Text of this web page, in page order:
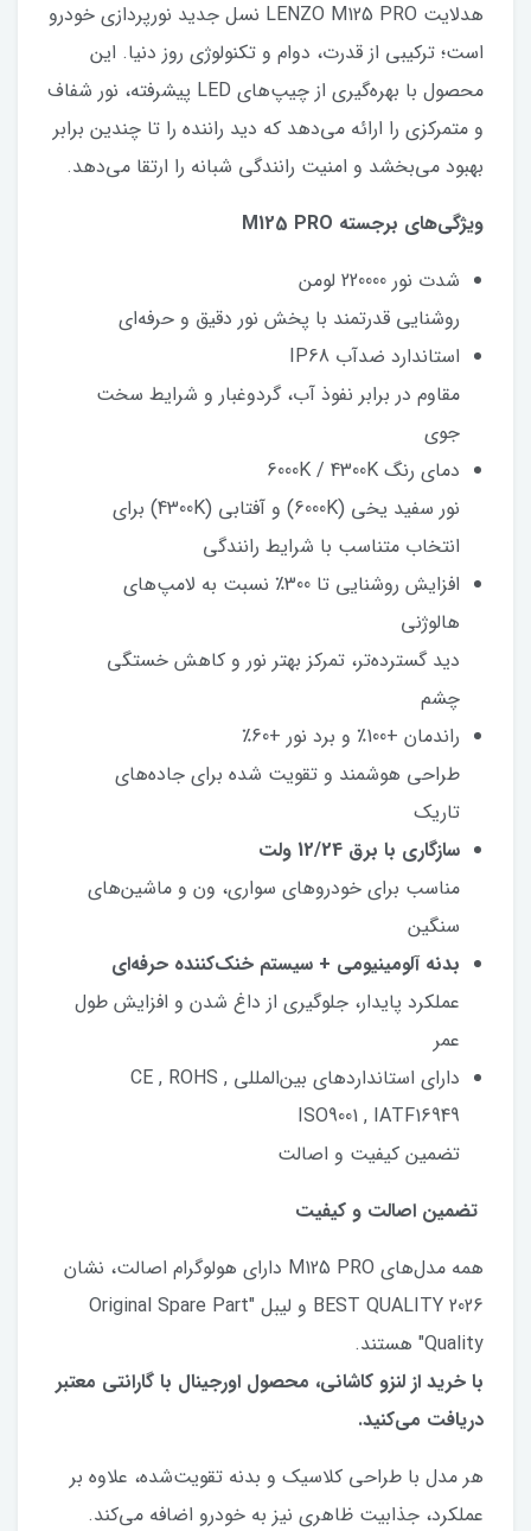
هدلایت LENZO M125 PRO نسل جدید نورپردازی خودرو
است؛ ترکیبی از قدرت، دوام و تکنولوژی روز دنیا. این
محصول با بهره‌گیری از چیپ‌های LED پیشرفته، نور شفاف
و متمرکزی را ارائه می‌دهد که دید راننده را تا چندین برابر
بهبود می‌بخشد و امنیت رانندگی شبانه را ارتقا می‌دهد.
ویژگی‌های برجسته M125 PRO
شدت نور 220000 لومن
روشنایی قدرتمند با پخش نور دقیق و حرفه‌ای
استاندارد ضدآب IP68
مقاوم در برابر نفوذ آب، گردوغبار و شرایط سخت
جوی
دمای رنگ 6000K / 4300K
نور سفید یخی (6000K) و آفتابی (4300K) برای
انتخاب متناسب با شرایط رانندگی
افزایش روشنایی تا 300٪ نسبت به لامپ‌های
هالوژنی
دید گسترده‌تر، تمرکز بهتر نور و کاهش خستگی
چشم
راندمان +100٪ و برد نور +60٪
طراحی هوشمند و تقویت شده برای جاده‌های
تاریک
سازگاری با برق 12/24 ولت
مناسب برای خودروهای سواری، ون و ماشین‌های
سنگین
بدنه آلومینیومی + سیستم خنک‌کننده حرفه‌ای
عملکرد پایدار، جلوگیری از داغ شدن و افزایش طول
عمر
دارای استانداردهای بین‌المللی CE , ROHS ,
ISO9001 , IATF16949
تضمین کیفیت و اصالت
تضمین اصالت و کیفیت
همه مدل‌های M125 PRO دارای هولوگرام اصالت، نشان
BEST QUALITY 2026 و لیبل "Original Spare Part
Quality" هستند.
با خرید از لنزو کاشانی، محصول اورجینال با گارانتی معتبر
دریافت می‌کنید.
هر مدل با طراحی کلاسیک و بدنه تقویت‌شده، علاوه بر
عملکرد، جذابیت ظاهری نیز به خودرو اضافه می‌کند.